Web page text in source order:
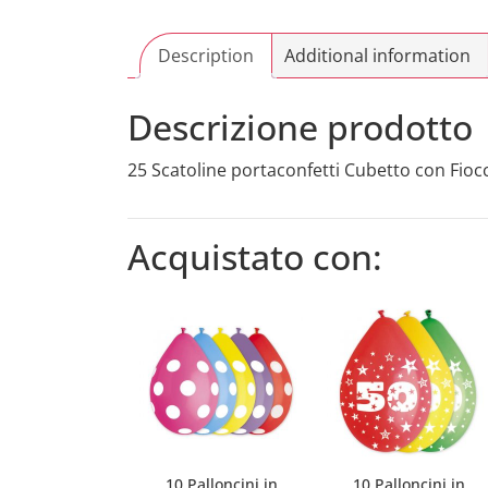
Description Additional information
Descrizione prodotto
25 Scatoline portaconfetti Cubetto con
Acquistato con: